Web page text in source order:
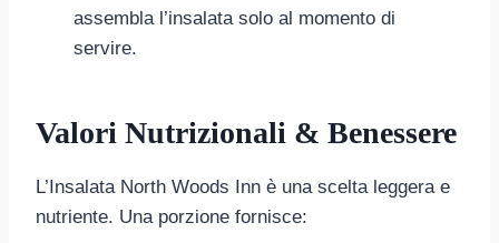
assembla l’insalata solo al momento di
servire.
Valori Nutrizionali & Benessere
L’Insalata North Woods Inn è una scelta leggera e
nutriente. Una porzione fornisce: